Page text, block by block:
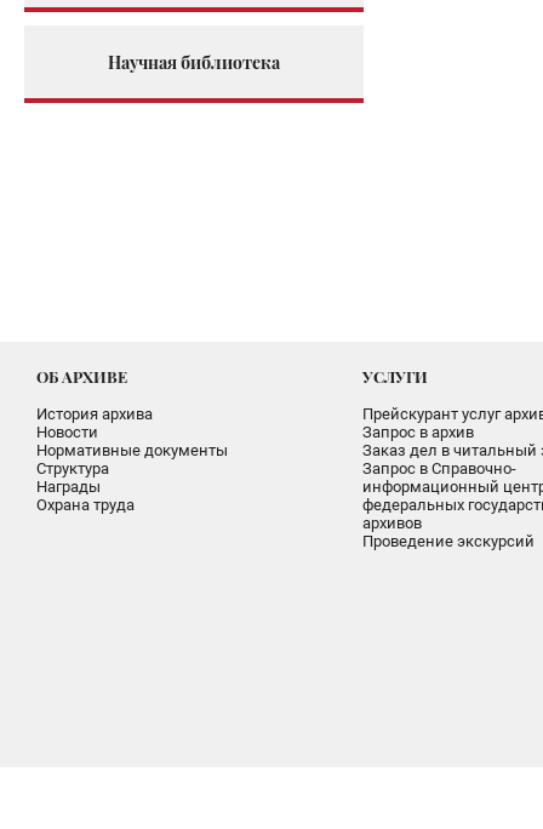
Научная библиотека
ОБ АРХИВЕ
История архива
Новости
Нормативные документы
Структура
Награды
Охрана труда
УСЛУГИ
Прейскурант услуг
Запрос в архив
Заказ дел в читальный
Запрос в Справочно-
информационный
федеральных
архивов
Проведение экскурсий